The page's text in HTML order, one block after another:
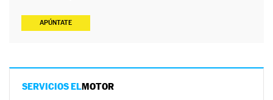
APÚNTATE
SERVICIOS ELMOTOR